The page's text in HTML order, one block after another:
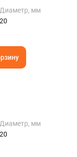
Диаметр, мм
20
Диаметр, мм
20